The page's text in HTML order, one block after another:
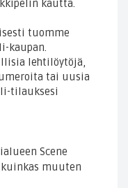
kautta.
tuomme
kaupan.
lehtilöytöjä,
tai uusia
tilauksesi
Scene
kuinkas muuten